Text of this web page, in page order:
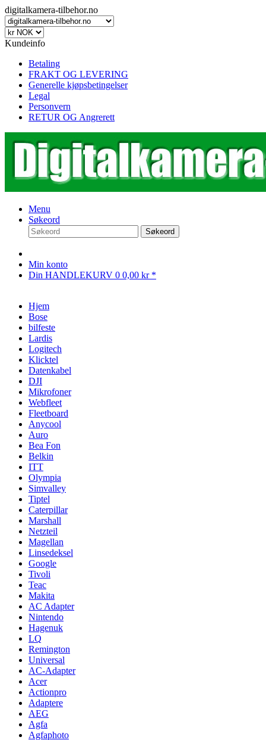
digitalkamera-tilbehor.no
Kundeinfo
Betaling
FRAKT OG LEVERING
Generelle kjøpsbetingelser
Legal
Personvern
RETUR OG Angrerett
Menu
Søkeord
Søkeord
Min konto
Din HANDLEKURV 0 0,00 kr *
Hjem
Bose
bilfeste
Lardis
Logitech
Klicktel
Datenkabel
DJI
Mikrofoner
Webfleet
Fleetboard
Anycool
Auro
Bea Fon
Belkin
ITT
Olympia
Simvalley
Tiptel
Caterpillar
Marshall
Netzteil
Magellan
Linsedeksel
Google
Tivoli
Teac
Makita
AC Adapter
Nintendo
Hagenuk
LQ
Remington
Universal
AC-Adapter
Acer
Actionpro
Adaptere
AEG
Agfa
Agfaphoto